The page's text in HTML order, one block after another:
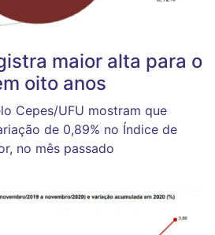
maior alta para o
oito anos
Cepes/UFU mostram que
de 0,89% no Índice de
no mês passado